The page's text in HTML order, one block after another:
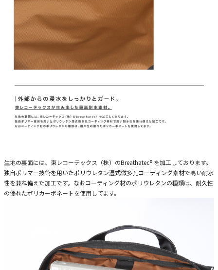
生地の裏面には、東レコーテックス（株）のBreathatec® を加工しております。
独自ポリマー技術を用いたポリウレタン湿式微多孔コーティング素材で高い耐水
性を兼ね備えた加工です。なおコーティング材のポリウレタンの種類は、耐久性
の優れたポリカーボネートを使用してます。